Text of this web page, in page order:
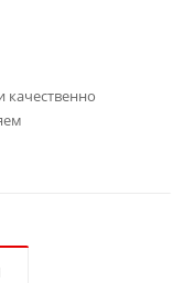
качественно